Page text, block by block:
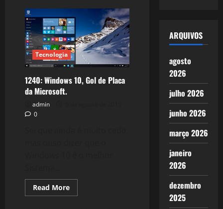
Valetudo
da
Sanha
Golpista!
Tecnologia
1240: Windows 10, Gol de Placa
da Microsoft.
admin
0
Read MoreRead
more
ARQUIVOS
agosto
2026
julho 2026
junho 2026
março 2026
janeiro
2026
dezembro
2025